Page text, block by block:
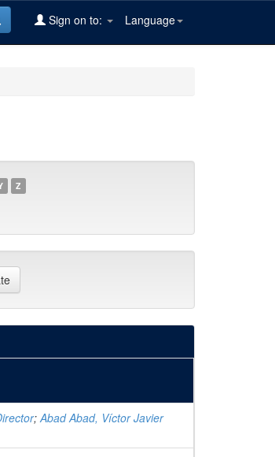
Language
Sign on to:
Z
;Abad Abad, Víctor Javier